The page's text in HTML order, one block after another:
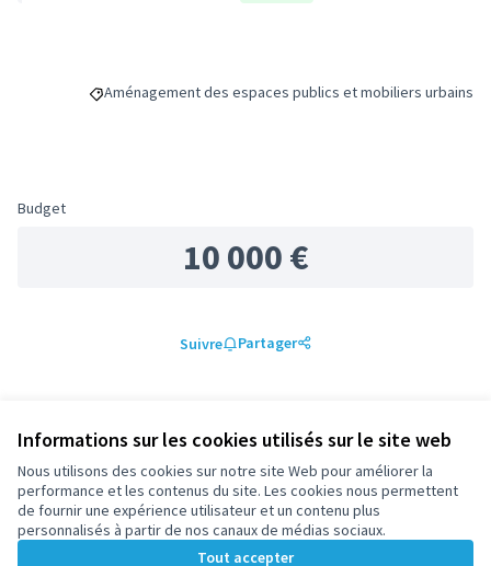
Informations sur les cookies utilisés sur le site web
Nous utilisons des cookies sur notre site Web pour améliorer la
performance et les contenus du site. Les cookies nous permettent
de fournir une expérience utilisateur et un contenu plus
personnalisés à partir de nos canaux de médias sociaux.
Tout accepter
Filtrer les résultats de la catégorie : Aménagement des
Aménagement des espaces publics et mobiliers urbains
Budget
10 000 €
Suivre Partager
Les mieux notésLes plus récents
Les plus
anciens
Les plus
débattus
Les commentaires sont actuellement désactivés, mais
vous pouvez lire ceux déjà saisis.